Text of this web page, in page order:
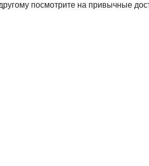
посмотрите на привычные